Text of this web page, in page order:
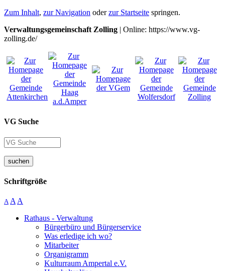
Zum Inhalt, zur Navigation oderzur Startseite springen.
Verwaltungsgemeinschaft Zolling | Online: https://www.vg-
zolling.de/
VG Suche
suchen
Schriftgröße
A A A
Rathaus - Verwaltung
Bürgerbüro und Bürgerservice
Was erledige ich wo?
Mitarbeiter
Organigramm
Kulturraum Ampertal e.V.